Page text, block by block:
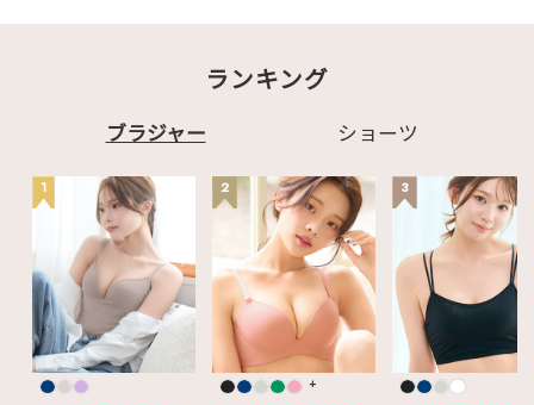
ランキング
ブラジャー ショーツ
1 2
+
3